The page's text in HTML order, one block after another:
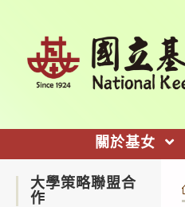
關於基女
大學策略聯盟合
作